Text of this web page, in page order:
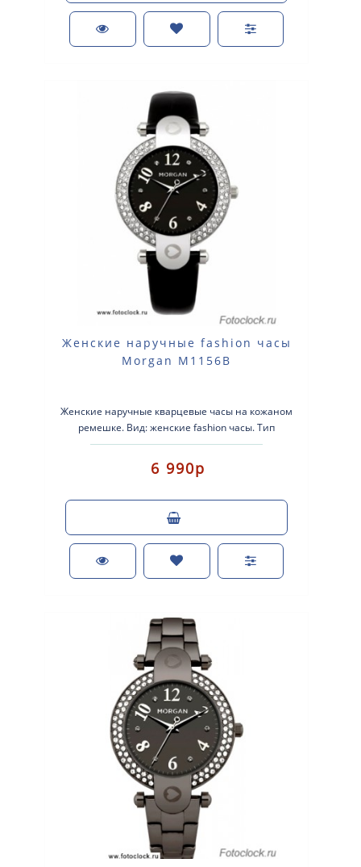
Женские наручные fashion часы
Morgan M1156B
Женские наручные кварцевые часы на кожаном
ремешке. Вид: женские fashion часы. Тип
механизма: кварцевые. Корпус: нержаве..
6 990р